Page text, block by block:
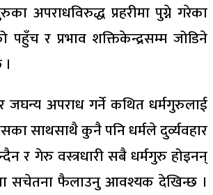
अपराधविरुद्ध प्रहरीमा पुग्ने गरेका
र प्रभाव शक्तिकेन्द्रसम्म जोडिने
अपराध गर्ने कथित धर्मगुरुलाई
साथसाथै कुनै पनि धर्मले दुर्व्यवहार
र गेरु वस्त्रधारी सबै धर्मगुरु होइनन्
सचेतना फैलाउनु आवश्यक देखिन्छ ।